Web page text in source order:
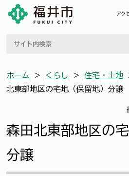
ホーム ＞ くらし ＞ 住宅・土地
北東部地区の宅地（保留地）分譲
森田北東部地区の
分譲